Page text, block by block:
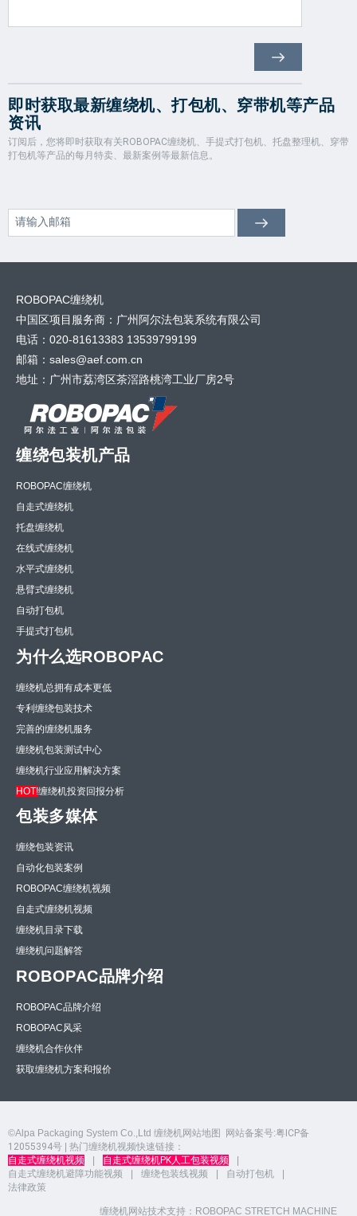
即时获取最新缠绕机、打包机、穿带机等产品
资讯
订阅后，您将即时获取有关ROBOPAC缠绕机、手提式打包机、托盘整理机、穿带
打包机等产品的每月特卖、最新案例等最新信息。
ROBOPAC缠绕机
中国区项目服务商：广州阿尔法包装系统有限公司
电话：020-81613383 13539799199
邮箱：sales@aef.com.cn
地址：广州市荔湾区茶滘路桃湾工业厂房2号
缠绕包装机产品
ROBOPAC缠绕机
自走式缠绕机
托盘缠绕机
在线式缠绕机
水平式缠绕机
悬臂式缠绕机
自动打包机
手提式打包机
为什么选ROBOPAC
缠绕机总拥有成本更低
专利缠绕包装技术
完善的缠绕机服务
缠绕机包装测试中心
缠绕机行业应用解决方案
HOT!缠绕机投资回报分析
包装多媒体
缠绕包装资讯
自动化包装案例
ROBOPAC缠绕机视频
自走式缠绕机视频
缠绕机目录下载
缠绕机问题解答
ROBOPAC品牌介绍
ROBOPAC品牌介绍
ROBOPAC风采
缠绕机合作伙伴
获取缠绕机方案和报价
©Alpa Packaging System Co.,Ltd 缠绕机网站地图 网站备案号:粤ICP备
12055394号 | 热门缠绕机视频快速链接：
自走式缠绕机视频
自走式缠绕机PK人工包装视频
自走式缠绕机避障功能视频
缠绕包装线视频 自动打包机
法律政策
缠绕机网站技术支持： ROBOPAC STRETCH MACHINE